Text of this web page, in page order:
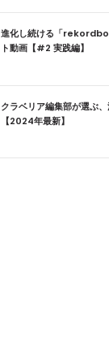
進化し続ける「
ト動画【#2 実践編】
クラベリア編集部が選ぶ
【2024年最新】